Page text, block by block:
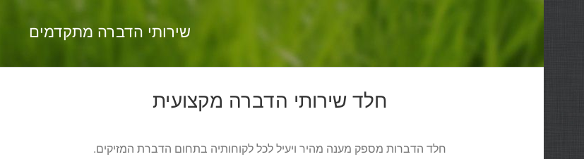
שירותי הדברה מתקדמים
חלד שירותי הדברה מקצועית
חלד הדברות מספק מענה מהיר ויעיל לכל לקוחותיה בתחום הדברת המזיקים.